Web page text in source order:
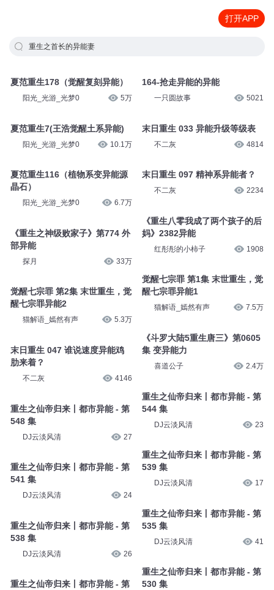
打开APP
重生之首长的异能妻
夏范重生178（觉醒复刻异能）
阳光_光游_光梦0 5万
夏范重生7(王浩觉醒土系异能)
阳光_光游_光梦0 10.1万
夏范重生116（植物系变异能源
晶石）
阳光_光游_光梦0 6.7万
《重生之神级败家子》第774 外
部异能
探月 33万
觉醒七宗罪 第2集 末世重生，觉
醒七宗罪异能2
猫解语_嫣然有声 5.3万
末日重生 047 谁说速度异能鸡
肋来着？
不二灰 4146
重生之仙帝归来丨都市异能 - 第
548 集
DJ云淡风清 27
重生之仙帝归来丨都市异能 - 第
541 集
DJ云淡风清 24
重生之仙帝归来丨都市异能 - 第
538 集
DJ云淡风清 26
重生之仙帝归来丨都市异能 - 第
164-抢走异能的异能
一只圆故事 5021
末日重生 033 异能升级等级表
不二灰 4814
末日重生 097 精神系异能者？
不二灰 2234
《重生八零我成了两个孩子的后
妈》2382异能
红彤彤的小柿子 1908
觉醒七宗罪 第1集 末世重生，觉
醒七宗罪异能1
猫解语_嫣然有声 7.5万
《斗罗大陆5重生唐三》第0605
集 变异能力
喜道公子 2.4万
重生之仙帝归来丨都市异能 - 第
544 集
DJ云淡风清 23
重生之仙帝归来丨都市异能 - 第
539 集
DJ云淡风清 17
重生之仙帝归来丨都市异能 - 第
535 集
DJ云淡风清 41
重生之仙帝归来丨都市异能 - 第
530 集